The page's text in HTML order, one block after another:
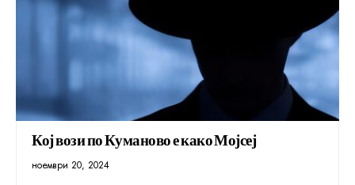
Кој вози по Куманово е како Мојсеј
ноември 20, 2024